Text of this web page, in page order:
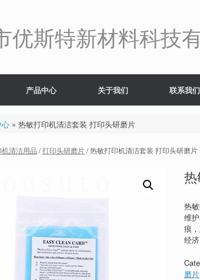
优斯特新材料科技
产品中心 关于我们 联系我们
» 热敏打印机清洁套装 打印头研磨片
清洁用品 /打印头研磨片/ 热敏打印机清洁套装 打印头研磨片
热
维
痕
经
磨片